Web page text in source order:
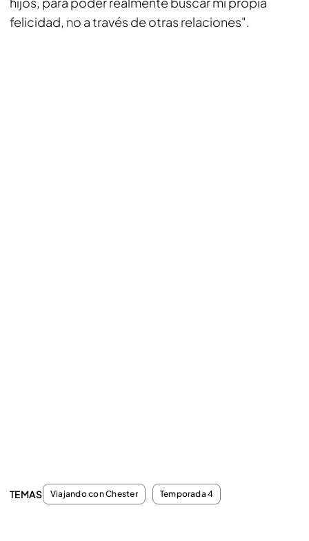
felicidad, no a través de otras relaciones".
TEMAS Viajando con Chester Temporada 4